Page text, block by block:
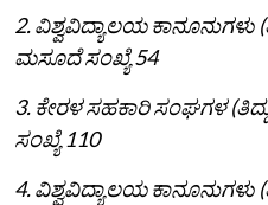
2. ವಿಶ್ವವಿದ್ಯಾಲಯ
ಮಸೂದೆ ಸಂಖ್ಯೆ 54
3. ಕೇರಳ ಸಹಕಾರಿ ಸಂಘಗಳ
ಸಂಖ್ಯೆ 110
4. ವಿಶ್ವವಿದ್ಯಾಲಯ ಕಾನೂನುಗಳು